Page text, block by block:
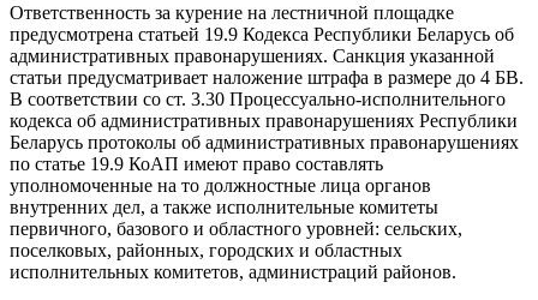
Ответственность за курение на лестничной площадке
предусмотрена статьей 19.9 Кодекса Республики Беларусь об
административных правонарушениях. Санкция указанной
статьи предусматривает наложение штрафа в размере до 4 БВ.
В соответствии со ст. 3.30 Процессуально-исполнительного
кодекса об административных правонарушениях Республики
Беларусь протоколы об административных правонарушениях
по статье 19.9 КоАП имеют право составлять
уполномоченные на то должностные лица органов
внутренних дел, а также исполнительные комитеты
первичного, базового и областного уровней: сельских,
поселковых, районных, городских и областных
исполнительных комитетов, администраций районов.